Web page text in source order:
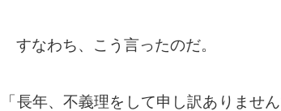
すなわち、こう言ったのだ。
「長年、不義理をして申し訳ありませ